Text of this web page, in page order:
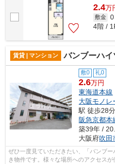
2.4万
敷金 0
4階 /
賃貸 | マンション バンブーハイ
敷0 礼0
2.6万円
東海道本線
大阪モノレ
駅 徒歩28分
阪急京都本
築39年 /
大阪府吹田
ぜひ一度見ていただきたい、「バンブ
き物件です。様々な場所へのアクセス